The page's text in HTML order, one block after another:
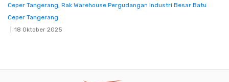
Ceper Tangerang, Rak Warehouse Pergudangan Industri Besar Batu
Ceper Tangerang
18 Oktober 2025